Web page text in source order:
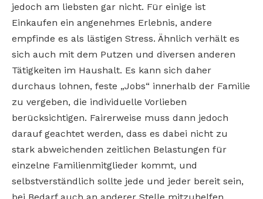
jedoch am liebsten gar nicht. Für einige ist
Einkaufen ein angenehmes Erlebnis, andere
empfinde es als lästigen Stress. Ähnlich verhält es
sich auch mit dem Putzen und diversen anderen
Tätigkeiten im Haushalt. Es kann sich daher
durchaus lohnen, feste „Jobs“ innerhalb der Familie
zu vergeben, die individuelle Vorlieben
berücksichtigen. Fairerweise muss dann jedoch
darauf geachtet werden, dass es dabei nicht zu
stark abweichenden zeitlichen Belastungen für
einzelne Familienmitglieder kommt, und
selbstverständlich sollte jede und jeder bereit sein,
bei Bedarf auch an anderer Stelle mitzuhelfen.